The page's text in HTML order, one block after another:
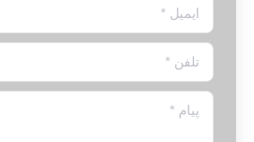
ایمیل *
تلفن *
پیام *